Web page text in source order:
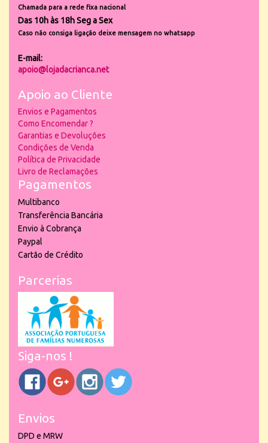
Chamada para a rede fixa nacional
Das 10h às 18h Seg a Sex
Caso não consiga ligação deixe mensagem no whatsapp
E-mail:
apoio@lojadacrianca.net
Apoio ao Cliente
Envios e Pagamentos
Como Encomendar ?
Garantias e Devoluções
Condições de Venda
Política de Privacidade
Livro de Reclamações
Pagamentos
Multibanco
Transferência Bancária
Envio à Cobrança
Paypal
Cartão de Crédito
Parcerias
Siga-nos !
Envios
DPD e MRW